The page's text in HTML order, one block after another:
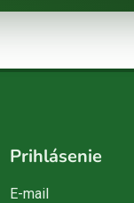
Prihlásenie
E-mail